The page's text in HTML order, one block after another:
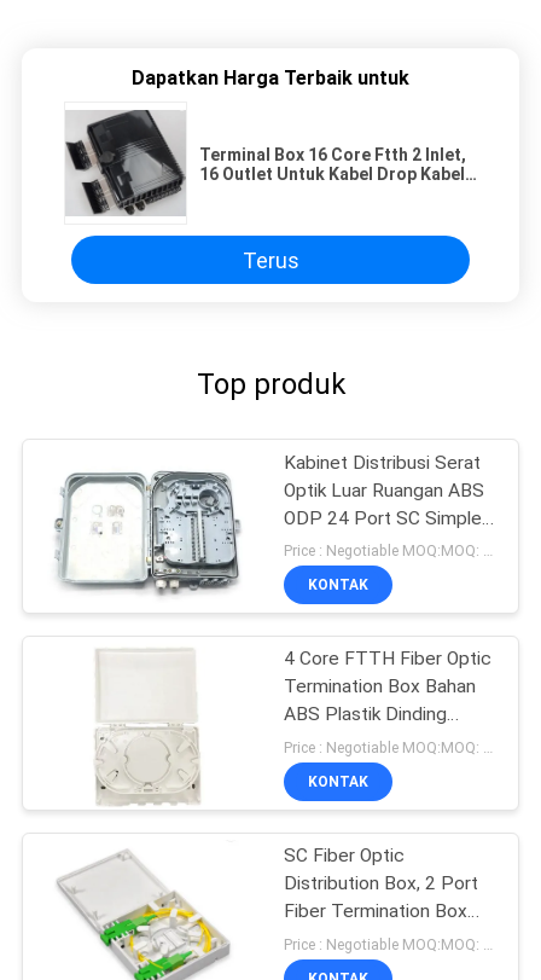
Dapatkan Harga Terbaik untuk
Terminal Box 16 Core Ftth 2 Inlet,
16 Outlet Untuk Kabel Drop Kabel
Terus
Top produk
Kabinet Distribusi Serat
Optik Luar Ruangan ABS
ODP 24 Port SC Simplelx
48 Core LC Duplex
Price : Negotiable MOQ:MOQ: 100 PCS
KONTAK
4 Core FTTH Fiber Optic
Termination Box Bahan
ABS Plastik Dinding
Mount
KONTAK
SC Fiber Optic
Distribution Box, 2 Port
Fiber Termination Box
Wall Mount